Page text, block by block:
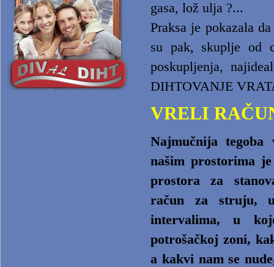
gasa, lož ulja ?...
Praksa je pokazala
su pak, skuplje od
poskupljenja,
DIHTOVANJE
VRELI
Najmučnija
našim prostorima
prostora za
račun za struju,
intervalima, u
potrošačkoj zoni,
a kakvi nam se